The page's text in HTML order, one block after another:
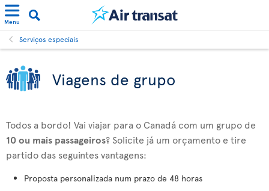
Menu
Serviços especiais
Viagens de grupo
Todos a bordo! Vai viajar para o Canadá com um grupo de
10 ou mais passageiros? Solicite já um orçamento e tire
partido das seguintes vantagens:
Proposta personalizada num prazo de 48 horas